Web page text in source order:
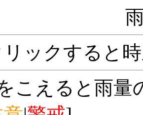
リックすると
こえると雨量